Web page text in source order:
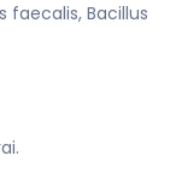
faecalis, Bacillus